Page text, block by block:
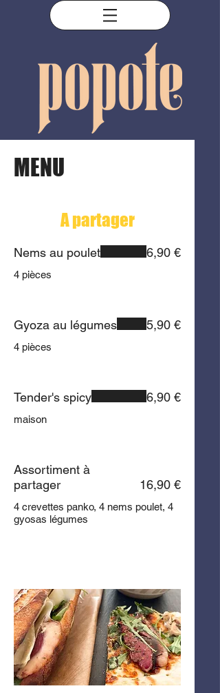
MENU
A partager
Nems au poulet
4 pièces
6,90 €
Gyoza au légumes
4 pièces
5,90 €
Tender's spicy
maison
6,90 €
Assortiment à
partager
4 crevettes panko, 4 nems poulet, 4
gyosas légumes
16,90 €